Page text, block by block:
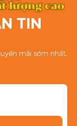
TIN
mãi sớm nhất.